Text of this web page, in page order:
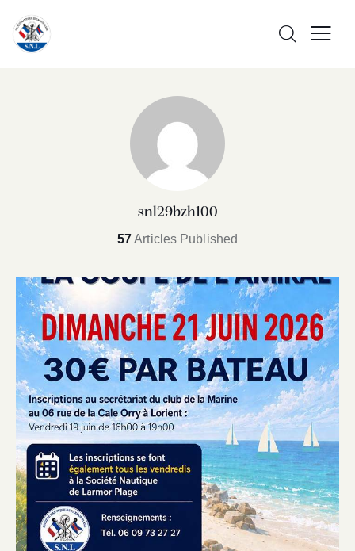
snl29bzh100
57Articles Published